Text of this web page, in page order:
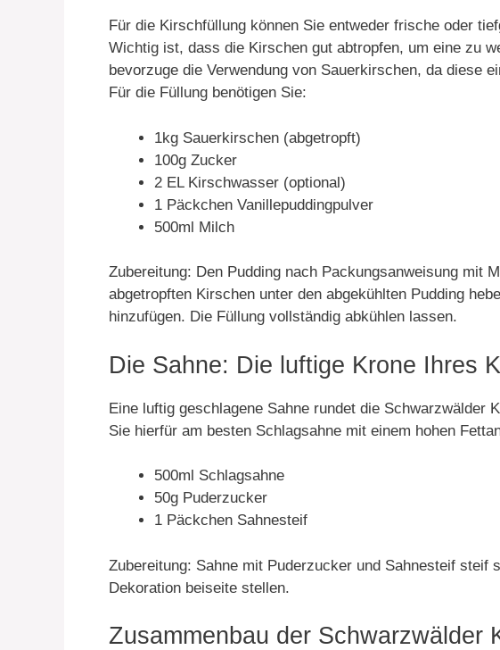
Für die Kirschfüllung können Sie entweder frische oder
Wichtig ist, dass die Kirschen gut abtropfen, um eine zu
bevorzuge die Verwendung von Sauerkirschen, da diese
Für die Füllung benötigen Sie:
1kg Sauerkirschen (abgetropft)
100g Zucker
2 EL Kirschwasser (optional)
1 Päckchen Vanillepuddingpulver
500ml Milch
Zubereitung: Den Pudding nach Packungsanweisung mit
abgetropften Kirschen unter den abgekühlten Pudding
hinzufügen. Die Füllung vollständig abkühlen lassen.
Die Sahne: Die luftige Krone Ihres
Eine luftig geschlagene Sahne rundet die Schwarzwälder
Sie hierfür am besten Schlagsahne mit einem hohen
500ml Schlagsahne
50g Puderzucker
1 Päckchen Sahnesteif
Zubereitung: Sahne mit Puderzucker und Sahnesteif steif
Dekoration beiseite stellen.
Zusammenbau der Schwarzwälder